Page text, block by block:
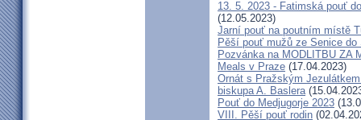
13. 5. 2023 - Fatimská pouť
(12.05.2023)
Jarní pouť na poutním místě
Pěší pouť mužů ze Senice do
Pozvánka na MODLITBU ZA
Meals v Praze (17.04.2023)
Ornát s Pražským
biskupa A. Baslera
Pouť do Medjugorje 2023
VIII. Pěší pouť rodin